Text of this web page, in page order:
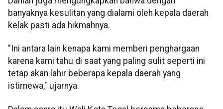
banyaknya kesulitan yang dialami oleh kepala daerah
kelak pasti ada hikmahnya.
"Ini antara lain kenapa kami memberi penghargaan
karena kami tahu di saat yang paling sulit seperti ini
tetap akan lahir beberapa kepala daerah yang
istimewa," ujarnya.